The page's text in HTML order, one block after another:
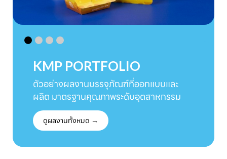
KMP PORTFOLIO
ตัวอย่างผลงานบรรจุภัณฑ์ที่ออกแบบและ
ผลิต มาตรฐานคุณภาพระดับอุตสาหกรรม
ดูผลงานทั้งหมด →